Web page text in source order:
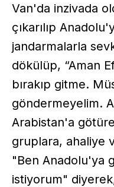
Van'da inzivada
çıkarılıp
jandarmalarla
dökülüp, “Aman
bırakıp gitme.
göndermeyelim.
Arabistan'a
gruplara, ahaliye
"Ben Anadolu'ya
istiyorum"